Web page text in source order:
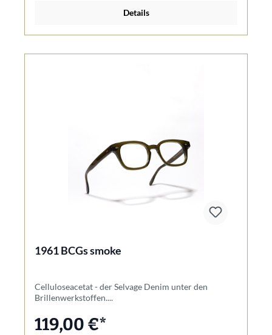
Details
1961 BCGs smoke
Celluloseacetat - der Selvage Denim unter den
Brillenwerkstoffen....
119,00 €*